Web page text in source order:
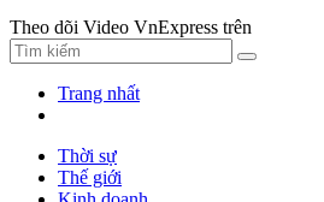
Theo dõi Video VnExpress trên
Trang nhất
Thời sự
Thế giới